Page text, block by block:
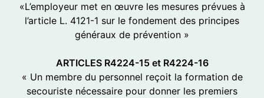
«L’employeur met en œuvre les mesures prévues à
l’article L. 4121-1 sur le fondement des principes
généraux de prévention »
ARTICLES R4224-15 et R4224-16
« Un membre du personnel reçoit la formation de
secouriste nécessaire pour donner les premiers